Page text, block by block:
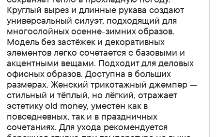
Круглый вырез и длинные рукава создают
универсальный силуэт, подходящий для
многослойных осенне-зимних образов.
Модель без застёжек и декоративных
элементов легко сочетается с базовыми и
акцентными вещами. Подходит для деловых
офисных образов. Доступна в больших
размерах. Женский трикотажный джемпер —
стильный и тёплый, но лёгкий, отражает
эстетику old money, уместен как в
повседневных, так и в праздничных
сочетаниях. Для ухода рекомендуется